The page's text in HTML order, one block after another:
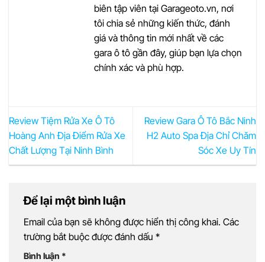
biên tập viên tại Garageoto.vn, nơi
tôi chia sẻ những kiến thức, đánh
giá và thông tin mới nhất về các
gara ô tô gần đây, giúp bạn lựa chọn
chính xác và phù hợp.
Review Tiệm Rửa Xe Ô Tô
Hoàng Anh Địa Điểm Rửa Xe
Chất Lượng Tại Ninh Bình
Review Gara Ô Tô Bắc Ninh
H2 Auto Spa Địa Chỉ Chăm
Sóc Xe Uy Tín
Để lại một bình luận
Email của bạn sẽ không được hiển thị công khai. Các
trường bắt buộc được đánh dấu *
Bình luận *